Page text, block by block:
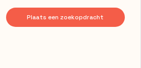
Plaats een zoekopdracht